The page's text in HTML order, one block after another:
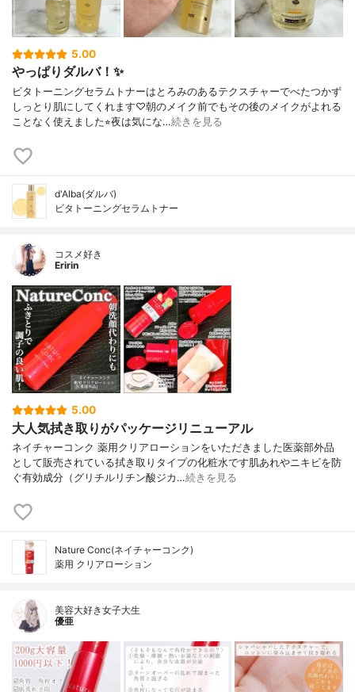
5.00
やっぱりダルバ！✨
ビタトーニングセラムトナーはとろみのあるテクスチャーでべたつかず
しっとり肌にしてくれます♡朝のメイク前でもその後のメイクがよれる
ことなく使えました⭐︎夜は気にな…続きを見る
d'Alba(ダルバ)
ビタトーニングセラムトナー
コスメ好き
Eririn
5.00
大人気拭き取りがパッケージリニューアル
ネイチャーコンク 薬用クリアローションをいただきました医薬部外品
として販売されている拭き取りタイプの化粧水です肌あれやニキビを防
ぐ有効成分（グリチルリチン酸ジカ…続きを見る
Nature Conc(ネイチャーコンク)
薬用 クリアローション
美容大好き女子大生
優亜